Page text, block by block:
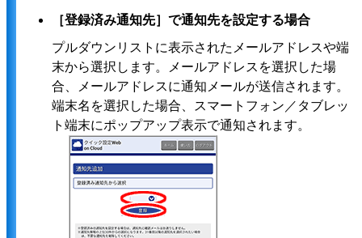
［登録済み通知先］で通知先を設定する場合
プルダウンリストに表示されたメールアドレスや端
末から選択します。メールアドレスを選択した場
合、メールアドレスに通知メールが送信されます。
端末名を選択した場合、スマートフォン／タブレッ
ト端末にポップアップ表示で通知されます。